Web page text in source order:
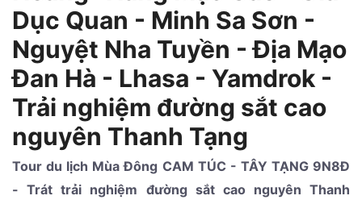
Dục Quan - Minh Sa Sơn -
Nguyệt Nha Tuyền - Địa Mạo
Đan Hà - Lhasa - Yamdrok -
Trải nghiệm đường sắt cao
nguyên Thanh Tạng
Tour du lịch Mùa Đông CAM TÚC - TÂY TẠNG 9N8Đ
- Trát trải nghiệm đường sắt cao nguyên Thanh